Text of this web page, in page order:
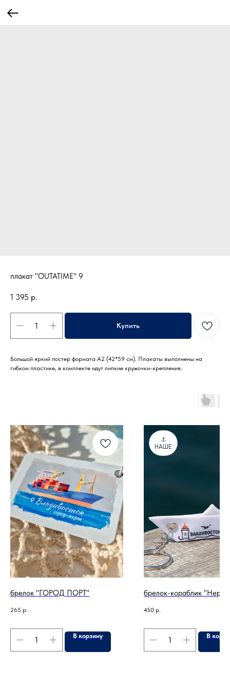
плакат "OUTATIME" 9
1 395 р.
Купить
Большой яркий постер формата А2 (42*59 см). Плакаты выполнены на
гибком пластике, в комплекте идут липкие кружочки-крепления.
брелок "ГОРОД ПОРТ"
265 р.
В корзину
⚓
НАШЕ
брелок-кораблик
450 р.
В